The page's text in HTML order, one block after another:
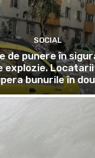
SOCIAL
de punere în
explozie.
bunurile în